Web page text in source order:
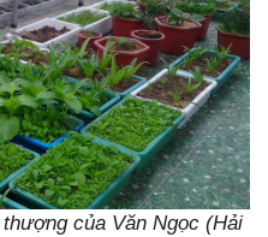
của Văn Ngọc (Hải